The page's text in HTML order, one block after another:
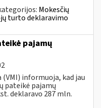
Mokesčių
turto deklaravimo
pajamų
informuoja, kad jau
pateikė pajamų
deklaravo 287 mln.